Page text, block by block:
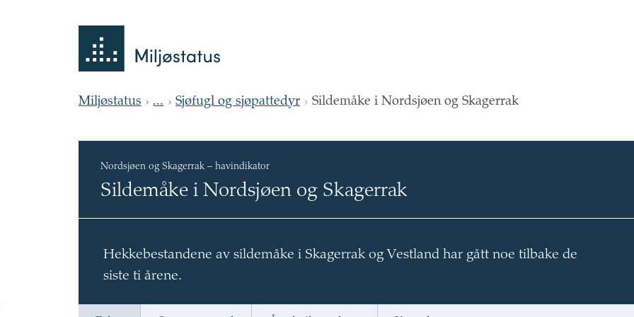
til
forsiden
Miljøstatus ... Sjøfugl og sjøpattedyr Sildemåke i Nordsjøen og Skagerrak
Nordsjøen og Skagerrak– havindikator
Sildemåke i Nordsjøen og Skagerrak
Hekkebestandene av sildemåke i Skagerrak og Vestland har gått noe tilbake de
siste ti årene.